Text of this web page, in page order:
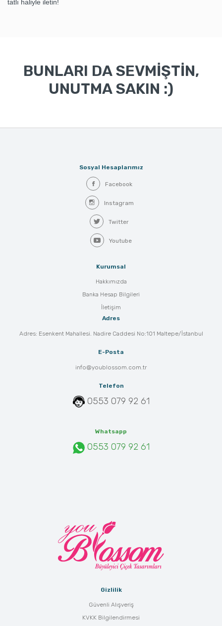
tatlı haliyle iletin!
BUNLARI DA SEVMİŞTİN,
UNUTMA SAKIN :)
Sosyal Hesaplarımız
Facebook
Instagram
Twitter
Youtube
Kurumsal
Hakkımızda
Banka Hesap Bilgileri
İletişim
Adres
Adres: Esenkent Mahallesi. Nadire Caddesi No:101 Maltepe/İstanbul
E-Posta
info@youblossom.com.tr
Telefon
0553 079 92 61
Whatsapp
0553 079 92 61
Gizlilik
Güvenli Alışveriş
KVKK Bilgilendirmesi